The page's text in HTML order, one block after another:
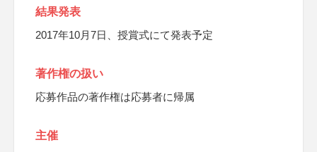
結果発表
2017年10月7日、授賞式にて発表予定
著作権の扱い
応募作品の著作権は応募者に帰属
主催